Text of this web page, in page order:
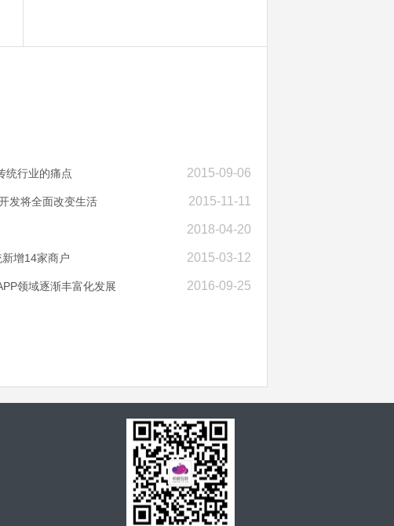
2015-09-06
统行业的痛点
2015-11-11
发将全面改变生活
2018-04-20
2015-03-12
增14家商户
2016-09-25
领域逐渐丰富化发展